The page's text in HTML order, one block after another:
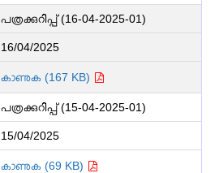
പത്രക്കുറിപ്പ് (16-04-2025-01)
16/04/2025
കാണുക (167 KB)
പത്രക്കുറിപ്പ് (15-04-2025-01)
15/04/2025
കാണുക (69 KB)